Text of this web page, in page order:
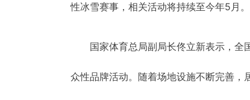
性冰雪赛事，相关活动将持续至今年5月。
国家体育总局副局长佟立新表示，
众性品牌活动。随着场地设施不断完善，